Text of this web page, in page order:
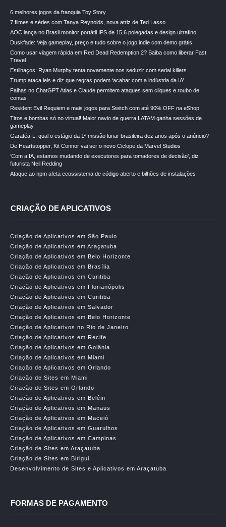
6 melhores jogos da franquia Toy Story
7 filmes e séries com Tanya Reynolds, nova atriz de Ted Lasso
AOC lança no Brasil monitor portátil IPS de 15,6 polegadas e design ultrafino
Duskfade: Veja gameplay, preço e tudo sobre o jogo indie com demo grátis
Como usar viagem rápida em Red Dead Redemption 2? Saiba como liberar Fast
Travel
Estilhaços: Ryan Murphy tenta novamente nos seduzir com serial killers
Trump ataca leis e diz que regras podem ‘acabar com a indústria da IA’
Falhas no ChatGPT Atlas e Claude permitem ataques sem cliques e roubo de
contas
Resident Evil Requiem e mais jogos para Switch com até 90% OFF na eShop
Tiros e bombas só no virtual! Maior navio de guerra LATAM ganha sessões de
gameplay
Garatéa-L: qual o estágio da 1ª missão lunar brasileira dez anos após o anúncio?
De Heartstopper, Kit Connor vai ser o novo Ciclope da Marvel Studios
‘Com a IA, estamos mudando de executores para tomadores de decisão’, diz
futurista Neil Redding
Ataque ao npm afeta ecossistema de código aberto e bilhões de instalações
CRIAÇÃO DE APLICATIVOS
Criação de Aplicativos em São Paulo
Criação de Aplicativos em Araçatuba
Criação de Aplicativos em Belo Horizonte
Criação de Aplicativos em Brasília
Criação de Aplicativos em Curitiba
Criação de Aplicativos em Florianópolis
Criação de Aplicativos em Curitiba
Criação de Aplicativos em Salvador
Criação de Aplicativos em Belo Horizonte
Criação de Aplicativos no Rio de Janeiro
Criação de Aplicativos em Recife
Criação de Aplicativos em Goiânia
Criação de Aplicativos em Miami
Criação de Aplicativos em Orlando
Criação de Sites em Miami
Criação de Sites em Orlando
Criação de Aplicativos em Belêm
Criação de Aplicativos em Manaus
Criação de Aplicativos em Maceió
Criação de Aplicativos em Guarulhos
Criação de Aplicativos em Campinas
Criação de Sites em Araçatuba
Criação de Sites em Birigui
Desenvolvimento de Sites e Aplicativos em Araçatuba
FORMAS DE PAGAMENTO